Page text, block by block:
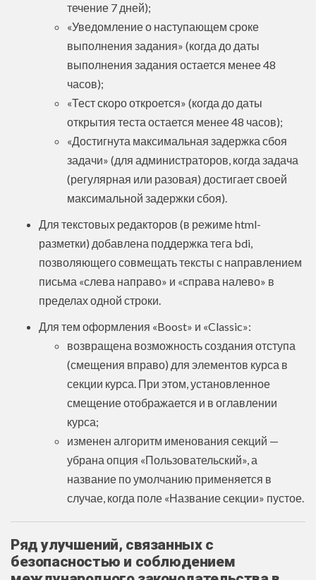
течение 7 дней);
«Уведомление о наступающем сроке
выполнения задания» (когда до даты
выполнения задания остается менее 48
часов);
«Тест скоро откроется» (когда до даты
открытия теста остается менее 48 часов);
«Достигнута максимальная задержка сбоя
задачи» (для администраторов, когда задача
(регулярная или разовая) достигает своей
максимальной задержки сбоя).
Для текстовых редакторов (в режиме html-
разметки) добавлена поддержка тега bdi,
позволяющего совмещать тексты с направлением
письма «слева направо» и «справа налево» в
пределах одной строки.
Для тем оформления «Boost» и «Classic»:
возвращена возможность создания отступа
(смещения вправо) для элементов курса в
секции курса. При этом, установленное
смещение отображается и в оглавлении
курса;
изменен алгоритм именования секций —
убрана опция «Пользовательский», а
название по умолчанию применяется в
случае, когда поле «Название секции» пустое.
Ряд улучшений, связанных с
безопасностью и соблюдением